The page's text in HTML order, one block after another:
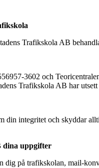
Trafikskola AB
3602 och
Trafikskola AB har
din integritet och skyddar
dina uppgifter
på trafikskolan, mail-